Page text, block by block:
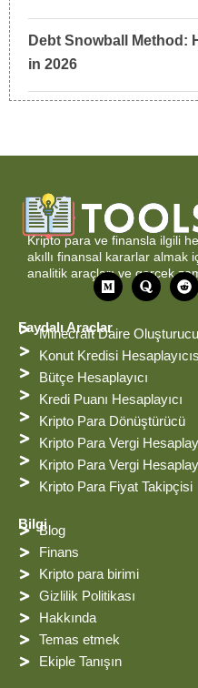
Debt Snowball Method:
in 2026
Kripto para ve finansla ilgili
akıllı finansal kararlar almak
analitik araçları ve gerçek
O
r
a
Q
u
a
R
e
i
t
Faydalı Araçlar
Minecraft Daire Oluşturucu
Konut Kredisi
Bütçe Hesaplayıcı
Kredi Puanı Hesaplayıcı
Kripto Para Dönüştürücü
Kripto Para Vergi
Kripto Para Vergi
Kripto Para Fiyat Takipçisi
BilgiBlog
Finans
Kripto para birimi
Gizlilik Politikası
Hakkında
Temas etmek
Ekiple Tanışın